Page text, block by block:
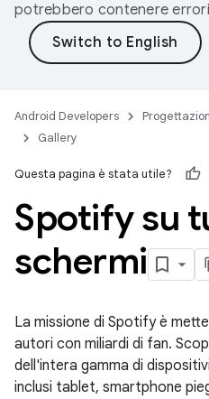
potrebbero contenere
Android Developers
Gallery
Questa pagina è stata utile?
Spotify su
schermi
La missione di Spotify è
autori con miliardi di fan.
dell'intera gamma di
inclusi tablet, smartphone